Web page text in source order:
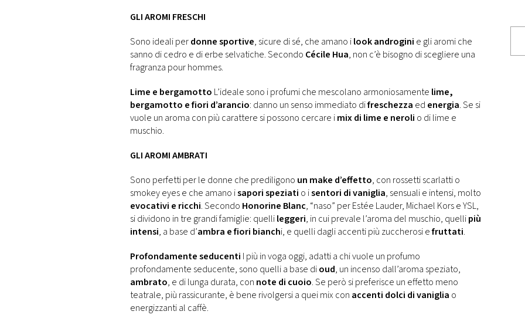
GLI AROMI FRESCHI
Sono ideali perdonne sportive, sicure di sé, che amano ilook androgini e gli aromi che
sanno di cedro e di erbe selvatiche. Secondo Cécile Hua, non c’è bisogno di scegliere una
fragranza pour hommes.
Lime e bergamotto L’ideale sono i profumi che mescolano armoniosamente lime,
bergamotto e fiori d’arancio: danno un senso immediato difreschezza ed energia. Se si
vuole un aroma con più carattere si possono cercare imix di lime e neroli o di lime e
muschio.
GLI AROMI AMBRATI
Sono perfetti per le donne che prediligono un make d’effetto, con rossetti scarlatti o
smokey eyes e che amano isapori speziati o isentori di vaniglia, sensuali e intensi, molto
evocativi e ricchi. Secondo Honorine Blanc, “naso” per Estée Lauder, Michael Kors e YSL,
si dividono in tre grandi famiglie: quellileggeri, in cui prevale l’aroma del muschio, quellipiù
intensi, a base d’ambra e fiori bianchi, e quelli dagli accenti più zuccherosi efruttati.
Profondamente seducenti I più in voga oggi, adatti a chi vuole un profumo
profondamente seducente, sono quelli a base dioud, un incenso dall’aroma speziato,
ambrato, e di lunga durata, con note di cuoio. Se però si preferisce un effetto meno
teatrale, più rassicurante, è bene rivolgersi a quei mix con accenti dolci di vaniglia o
energizzanti al caffè.